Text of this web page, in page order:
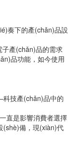
奏下的產(chǎn)品設
產(chǎn)品的需求
品功能，如今使用
技產(chǎn)品中的
直是影響消費者選擇
(shè)備，現(xiàn)代